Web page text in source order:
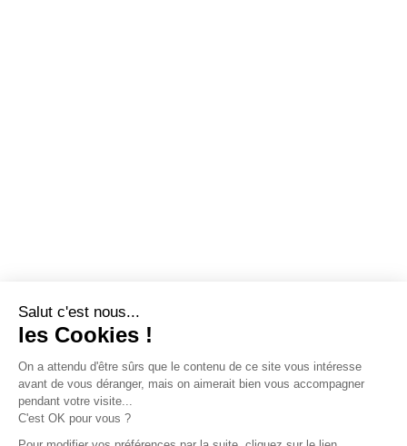
Salut c'est nous...
les Cookies !
On a attendu d'être sûrs que le contenu de ce site vous intéresse
avant de vous déranger, mais on aimerait bien vous accompagner
pendant votre visite...
C'est OK pour vous ?